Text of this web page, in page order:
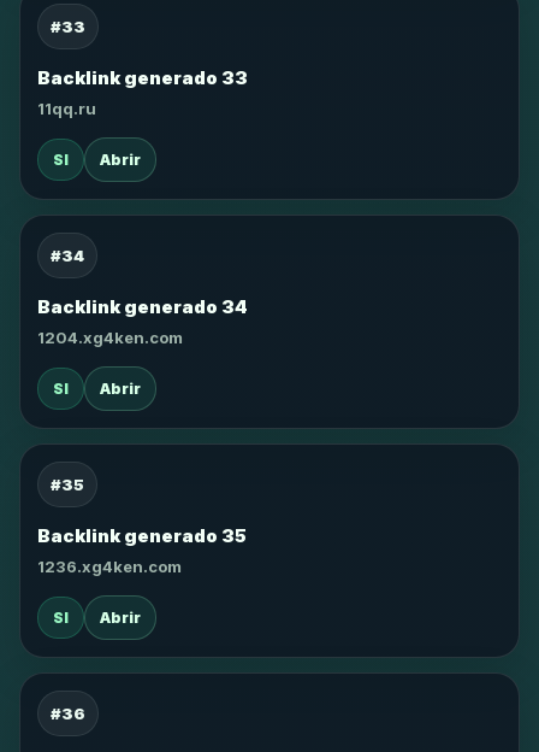
#33
Backlink generado 33
11qq.ru
SI Abrir
#34
Backlink generado 34
1204.xg4ken.com
SI Abrir
#35
Backlink generado 35
1236.xg4ken.com
SI Abrir
#36